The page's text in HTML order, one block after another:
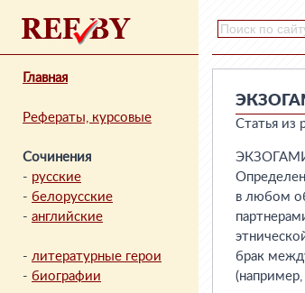
Главная
Рефераты, курсовые
Сочинения
- русские
- белорусские
- английские
- литературные герои
- биографии
Статья из
в любом
брак